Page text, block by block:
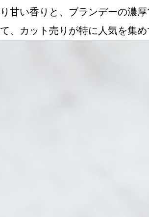
甘い香りと、ブランデーの濃
、カット売りが特に人気を集め